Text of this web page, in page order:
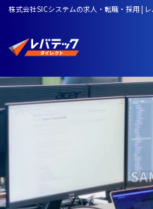
株式会社SICシステムの求人・転職・採用 |